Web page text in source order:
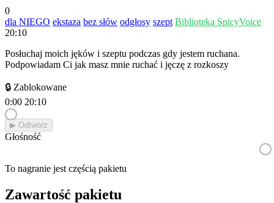
0
dla NIEGO ekstaza bez słów odgłosy szept Biblioteka SpicyVoice
20:10
Posłuchaj moich jęków i szeptu podczas gdy jestem ruchana.
Podpowiadam Ci jak masz mnie ruchać i jęczę z rozkoszy
🔒 Zablokowane
0:00 20:10
▶︎ Odtwórz
Głośność
To nagranie jest częścią pakietu
Zawartość pakietu